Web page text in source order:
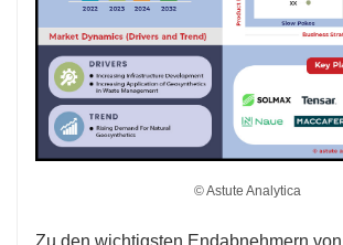
© Astute Analytica
Zu den wichtigsten Endabnehmern von